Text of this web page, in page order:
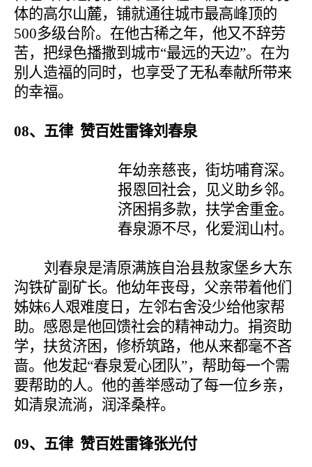
体的高尔山麓，铺就通往城市最高峰顶的
500多级台阶。在他古稀之年，他又不辞劳
苦，把绿色播撒到城市“最远的天边”。在为
别人造福的同时，也享受了无私奉献所带来
的幸福。
08、五律 赞百姓雷锋刘春泉
年幼亲慈丧，街坊哺育深。
报恩回社会，见义助乡邻。
济困捐多款，扶学舍重金。
春泉源不尽，化爱润山村。
刘春泉是清原满族自治县敖家堡乡大东
沟铁矿副矿长。他幼年丧母，父亲带着他们
姊妹6人艰难度日，左邻右舍没少给他家帮
助。感恩是他回馈社会的精神动力。捐资助
学，扶贫济困，修桥筑路，他从来都毫不吝
啬。他发起“春泉爱心团队”，帮助每一个需
要帮助的人。他的善举感动了每一位乡亲，
如清泉流淌，润泽桑梓。
09、五律 赞百姓雷锋张光付